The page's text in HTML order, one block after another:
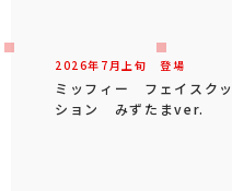
2026年 7 月 上旬 登場
ミッフィー フェイスクッ
ション みずたまver.